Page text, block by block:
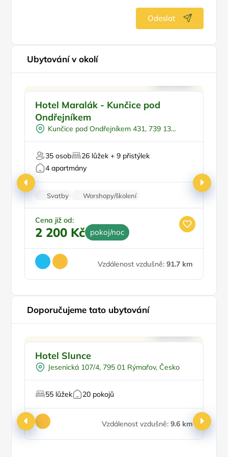
Odeslat
Ubytování v okolí
Plná penze
Masáže
Pro svatby a oslavy
Bezbariérový vstup
Hotel Maralák - Kunčice pod
Ondřejníkem
Kunčice pod Ondřejníkem 431, 739 13
35 osob
26 lůžek + 9 přistýlek
4 apartmány
Svatby
Worshopy/školení
Audiotechnika
Projekční plátno
Firemní akce/teambuilding
Cena již od:
2 200 Kč pokoj/noc
Vzdálenost vzdušně: 91.7 km
Doporučujeme tato ubytování
Hotel Slunce
Jesenická 107/4, 795 01 Rýmařov, Česko
55 lůžek 20 pokojů
Vzdálenost vzdušně: 9.6 km